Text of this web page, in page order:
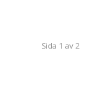
Sida 1 av 2